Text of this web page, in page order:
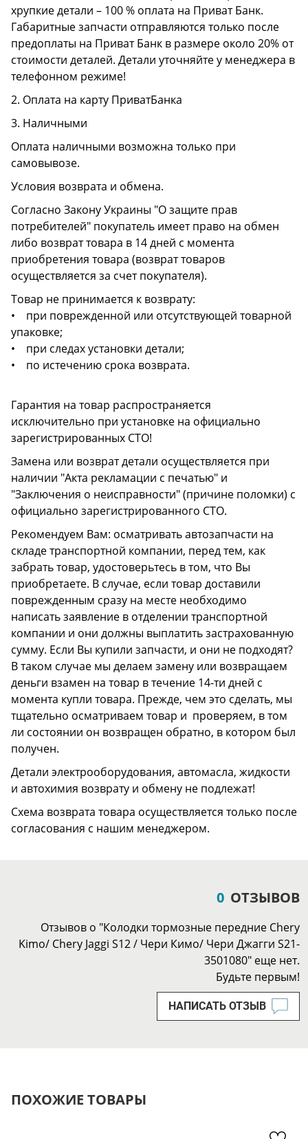
хрупкие детали – 100 % оплата на Приват Банк.
Габаритные запчасти отправляются только после
предоплаты на Приват Банк в размере около 20% от
стоимости деталей. Детали уточняйте у менеджера в
телефонном режиме!
2. Оплата на карту ПриватБанка
3. Наличными
Оплата наличными возможна только при
самовывозе.
Условия возврата и обмена.
Согласно Закону Украины "О защите прав
потребителей" покупатель имеет право на обмен
либо возврат товара в 14 дней с момента
приобретения товара (возврат товаров
осуществляется за счет покупателя).
Товар не принимается к возврату:
• при поврежденной или отсутствующей товарной
упаковке;
• при следах установки детали;
• по истечению срока возврата.
Гарантия на товар распространяется
исключительно при установке на официально
зарегистрированных СТО!
Замена или возврат детали осуществляется при
наличии "Акта рекламации с печатью" и
"Заключения о неисправности" (причине поломки) с
официально зарегистрированного СТО.
Рекомендуем Вам: осматривать автозапчасти на
складе транспортной компании, перед тем, как
забрать товар, удостоверьтесь в том, что Вы
приобретаете. В случае, если товар доставили
поврежденным сразу на месте необходимо
написать заявление в отделении транспортной
компании и они должны выплатить застрахованную
сумму. Если Вы купили запчасти, и они не подходят?
В таком случае мы делаем замену или возвращаем
деньги взамен на товар в течение 14-ти дней с
момента купли товара. Прежде, чем это сделать, мы
тщательно осматриваем товар и проверяем, в том
ли состоянии он возвращен обратно, в котором был
получен.
Детали электрооборудования, автомасла, жидкости
и автохимия возврату и обмену не подлежат!
Схема возврата товара осуществляется только после
согласования с нашим менеджером.
0 ОТЗЫВОВ
Отзывов о "Колодки тормозные передние Chery
Kimo/ Chery Jaggi S12 / Чери Кимо/ Чери Джагги S21-
3501080" еще нет.
Будьте первым!
НАПИСАТЬ ОТЗЫВ
ПОХОЖИЕ ТОВАРЫ